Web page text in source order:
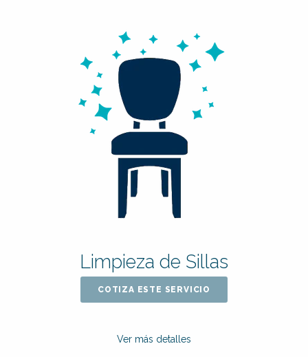
Limpieza de Sillas
COTIZA ESTE SERVICIO
Ver más detalles